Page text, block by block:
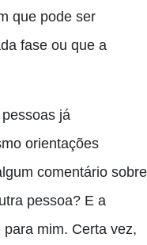
que pode ser
fase ou que a
já
orientações
comentário sobre
pessoa? E a
para mim. Certa vez,